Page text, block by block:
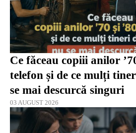
Ce făceau copiii anilor
telefon și de ce mulți
se mai descurcă singuri
03 AUGUST 2026